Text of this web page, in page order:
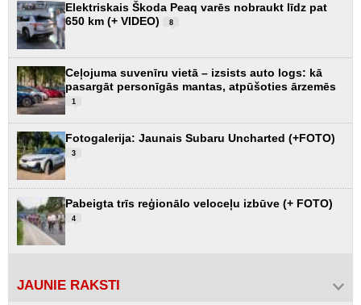
Elektriskais Škoda Peaq varēs nobraukt līdz pat
650 km (+ VIDEO)
8
Ceļojuma suvenīru vietā – izsists auto logs: kā
pasargāt personīgās mantas, atpūšoties ārzemēs
1
Fotogalerija: Jaunais Subaru Uncharted (+FOTO)
3
Pabeigta trīs reģionālo veloceļu izbūve (+ FOTO)
4
JAUNIE RAKSTI